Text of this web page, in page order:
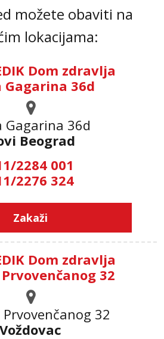
možete obaviti na
lokacijama:
Dom zdravlja
Gagarina 36d
Gagarina 36d
Beograd
2284 001
2276 324
Zakaži
Dom zdravlja
32
32
Voždovac